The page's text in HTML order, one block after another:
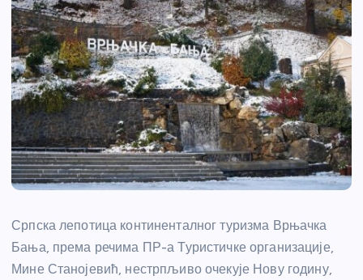
Српска лепотица континенталног туризма Врњачка
Бања, према речима ПР-а Туристичке организације,
Мине Станојевић, нестрпљиво очекује Нову годину,